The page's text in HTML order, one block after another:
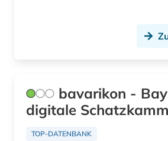
bavarikon -
digitale
TOP-DATENBANK